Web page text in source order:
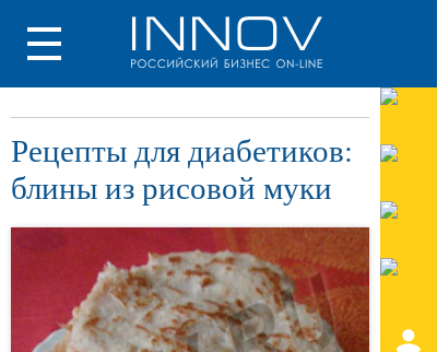
Рецепты для диабетиков:
блины из рисовой муки